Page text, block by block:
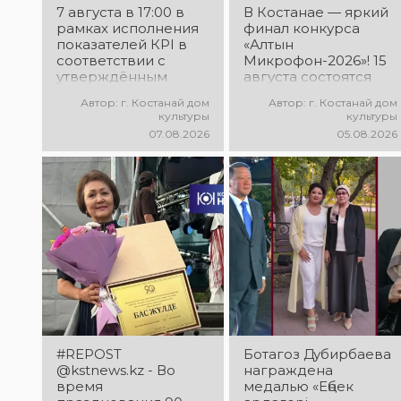
7 августа в 17:00 в
рамках исполнения
показателей КРІ в
соответствии с
утверждённым
выездной концерт
экологической
акции «Таза
Казахстан». в
Мендыкаринский
район (п. Красная
Пресня)
Автор: г. Костанай дом
культуры
07.08.2026
В Костанае — яркий
финал конкурса
«Алтын
Микрофон-2026»! 15
августа состоятся
награждения
победителей и гала-
Международного
конкурса
вокалистов! Вас
ждут яркие
выступления лучших
исполнителей,
незабываемые
эмоции и особая
праздничная
атмосфера!
Автор: г. Костанай дом
культуры
05.08.2026
#REPOST
@kstnews.kz - Во
время
Ботагоз Дубирбаева
награждена
медалью «Еңбек